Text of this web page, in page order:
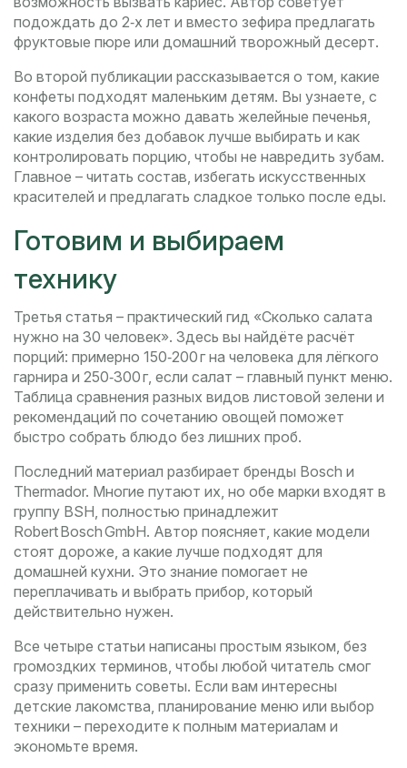
подождать до 2‑х лет и вместо зефира предлагать
фруктовые пюре или домашний творожный десерт.
Во второй публикации рассказывается о том, какие
конфеты подходят маленьким детям. Вы узнаете, с
какого возраста можно давать желейные печенья,
какие изделия без добавок лучше выбирать и как
контролировать порцию, чтобы не навредить зубам.
Главное – читать состав, избегать искусственных
красителей и предлагать сладкое только после еды.
Готовим и выбираем
технику
Третья статья – практический гид «Сколько салата
нужно на 30 человек». Здесь вы найдёте расчёт
порций: примерно 150‑200 г на человека для лёгкого
гарнира и 250‑300 г, если салат – главный пункт меню.
Таблица сравнения разных видов листовой зелени и
рекомендаций по сочетанию овощей поможет
быстро собрать блюдо без лишних проб.
Последний материал разбирает бренды Bosch и
Thermador. Многие путают их, но обе марки входят в
группу BSH, полностью принадлежит
Robert Bosch GmbH. Автор поясняет, какие модели
стоят дороже, а какие лучше подходят для
домашней кухни. Это знание помогает не
переплачивать и выбрать прибор, который
действительно нужен.
Все четыре статьи написаны простым языком, без
громоздких терминов, чтобы любой читатель смог
сразу применить советы. Если вам интересны
детские лакомства, планирование меню или выбор
техники – переходите к полным материалам и
экономьте время.